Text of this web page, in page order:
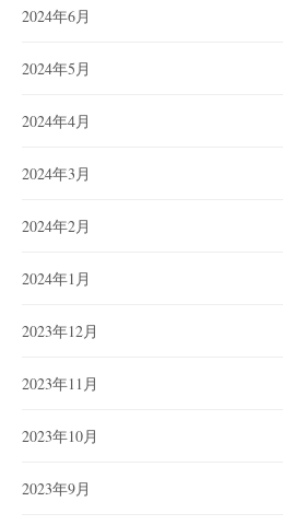
2024年6月
2024年5月
2024年4月
2024年3月
2024年2月
2024年1月
2023年12月
2023年11月
2023年10月
2023年9月